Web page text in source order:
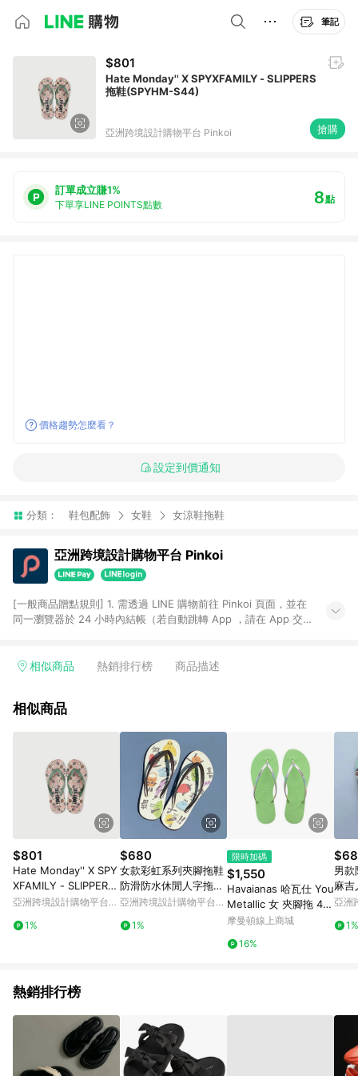
筆記
$801
Hate Monday'' X SPYXFAMILY - SLIPPERS
拖鞋(SPYHM-S44)
亞洲跨境設計購物平台 Pinkoi 搶購
訂單成立賺1%
下單享LINE POINTS點數 8點
價格趨勢怎麼看？
設定到價通知
分類： 鞋包配飾 女鞋 女涼鞋拖鞋
亞洲跨境設計購物平台 Pinkoi
[一般商品贈點規則] 1. 需透過 LINE 購物前往 Pinkoi 頁面，並在
同一瀏覽器於 24 小時內結帳（若自動跳轉 App ，請在 App 交
回饋訂單不得享有 Pinkoi 站方優惠，例如首購優惠，P coins，
行為，不具贈點資格，部分退款不在此限。 6. APP 請更新至
貨後 45 天後發送。 8. 群眾募資商品，禮物卡，開館保證金，補
運費，攤位費等不具贈點資格。 9. LINE 購物站上之商品規格、
顏色、價位、贈品如與 Pinkoi 商品資訊頁及購物車不符，以
Pinkoi 購物商品資訊頁及購物車標示為準。 10. 點數紅包使用規
則請以點數紅包活動說明為準。 11. 若於 LINE 購物前往 Pinkoi
頁面後才首次下載 Pinkoi APP 並完成訂單，不符合導購資格；承
上，首次下載 Pinkoi APP 後，需透過 LINE 購物前往 Pinkoi 頁
面，方享導購資格。
相似商品 熱銷排行榜 商品描述
相似商品
$801
Hate Monday'' X SPY
XFAMILY - SLIPPERS
拖鞋(SPYHM-S44)
亞洲跨境設計購物平台
1%
$680
女款彩虹系列夾腳拖鞋
防滑防水休閒人字拖鞋
普普設計 -做自己-
亞洲跨境設計購物平台
1%
限時加碼
$1,550
Havaianas 哈瓦仕 You
Metallic 女 夾腳拖 413
5102-1822W
摩曼頓線上商城
16%
男款
麻吉
質
亞洲
1%
熱銷排行榜